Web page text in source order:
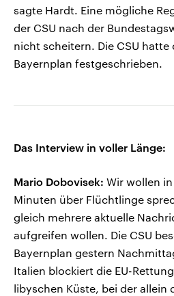
sagte Hardt. Eine mögliche
der CSU nach der
nicht scheitern. Die CSU hatte
Bayernplan festgeschrieben.
Das Interview in voller Länge:
Mario Dobovisek: Wir wollen
Minuten über Flüchtlinge
gleich mehrere aktuelle
aufgreifen wollen. Die CSU
Bayernplan gestern
Italien blockiert die EU-
libyschen Küste, bei der allein